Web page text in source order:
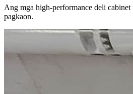
Ang mga high-performance deli
pagkaon.